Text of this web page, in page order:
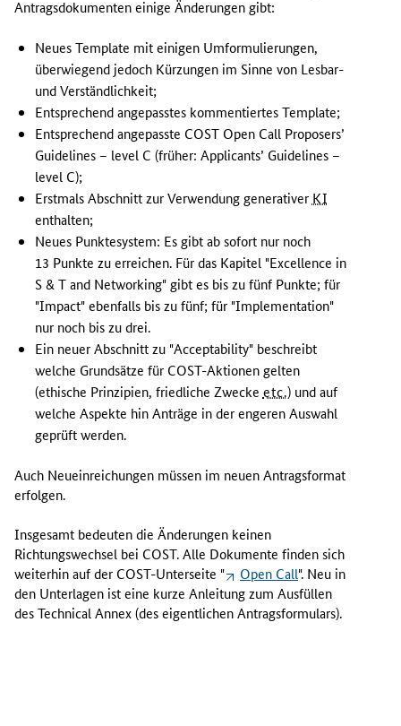
4
w
d
d
z
T
-
a
l
l
g
e
Antragsdokumenten einige Änderungen gibt:
NeuesTemplate mit einigen Umformulierungen,
überwiegend jedoch Kürzungen im Sinne von Lesbar-
und Verständlichkeit;
Entsprechend angepasstes kommentiertesTemplate;
Entsprechend angepasste COST Open Call Proposers’
Guidelines – level C (früher: Applicants’ Guidelines –
level C);
Erstmals Abschnitt zur Verwendung generativer KI
enthalten;
Neues Punktesystem: Es gibt ab sofort nur noch
13 Punkte zu erreichen. Für das Kapitel "Excellence in
S & T and Networking" gibt es bis zu fünf Punkte; für
"Impact" ebenfalls bis zu fünf; für "Implementation"
nur noch bis zu drei.
Ein neuer Abschnitt zu "Acceptability" beschreibt
welche Grundsätze für COST-Aktionen gelten
(ethische Prinzipien, friedliche Zwecke etc.) und auf
welche Aspekte hin Anträge in der engeren Auswahl
geprüft werden.
Auch Neueinreichungen müssen im neuen Antragsformat
erfolgen.
Insgesamt bedeuten die Änderungen keinen
Richtungswechsel bei COST. Alle Dokumente finden sich
weiterhin auf der COST-Unterseite "
Open Call". Neu in
den Unterlagen ist eine kurze Anleitung zum Ausfüllen
desTechnical Annex(des eigentlichen Antragsformulars).